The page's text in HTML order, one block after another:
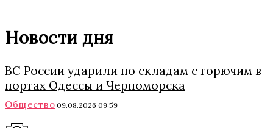
Новости дня
ВС России ударили по складам с горючим в
портах Одессы и Черноморска
Общество 09.08.2026 09:59